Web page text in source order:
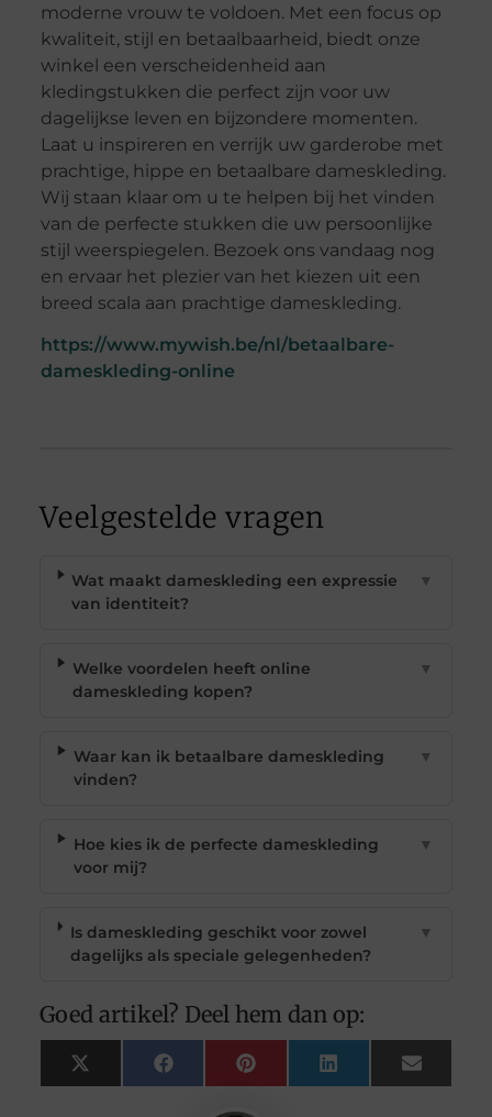
moderne vrouw te voldoen. Met een focus op
kwaliteit, stijl en betaalbaarheid, biedt onze
winkel een verscheidenheid aan
kledingstukken die perfect zijn voor uw
dagelijkse leven en bijzondere momenten.
Laat u inspireren en verrijk uw garderobe met
prachtige, hippe en betaalbare dameskleding.
Wij staan klaar om u te helpen bij het vinden
van de perfecte stukken die uw persoonlijke
stijl weerspiegelen. Bezoek ons vandaag nog
en ervaar het plezier van het kiezen uit een
breed scala aan prachtige dameskleding.
https://www.mywish.be/nl/betaalbare-
dameskleding-online
Veelgestelde vragen
Wat maakt dameskleding een expressie
van identiteit?
▼
Welke voordelen heeft online
dameskleding kopen?
▼
Waar kan ik betaalbare dameskleding
vinden?
▼
Hoe kies ik de perfecte dameskleding
voor mij?
▼
Is dameskleding geschikt voor zowel
dagelijks als speciale gelegenheden?
▼
Goed artikel? Deel hem dan op:
X
(Twitter)
FacebookPinterest LinkedIn Email